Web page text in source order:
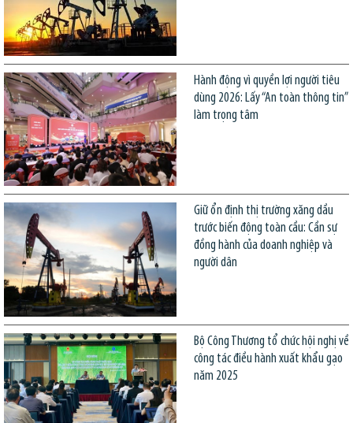
Hành động vì quyền lợi người tiêu
dùng 2026: Lấy “An toàn thông tin”
làm trọng tâm
Giữ ổn định thị trường xăng dầu
trước biến động toàn cầu: Cần sự
đồng hành của doanh nghiệp và
người dân
Bộ Công Thương tổ chức hội nghị về
công tác điều hành xuất khẩu gạo
năm 2025